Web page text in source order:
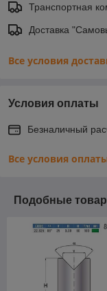
Транспортная
Доставка
Все условия
Условия оплаты
Безналичный
Все условия
Подобные